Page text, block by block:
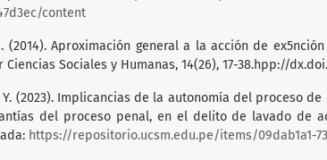
content
(2014). Aproximación general a la acción de
Ciencias Sociales y Humanas, 14(26), 17-38.hpp://
Y. (2023). Implicancias de la autonomía del proceso
del proceso penal, en el delito de lavado de
https://repositorio.ucsm.edu.pe/items/09dab1a1-